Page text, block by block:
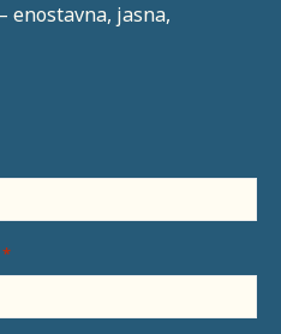
enostavna, jasna,
*